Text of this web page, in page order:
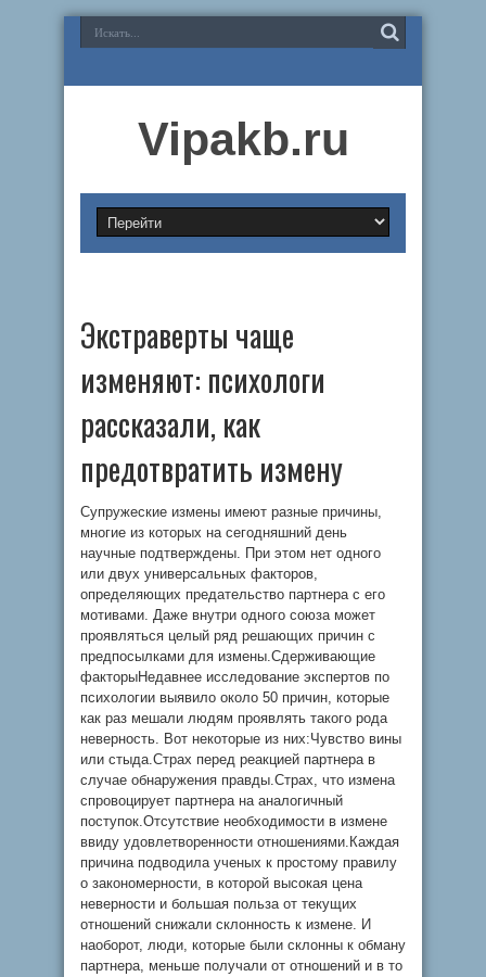
Vipakb.ru
Экстраверты чаще
изменяют: психологи
рассказали, как
предотвратить измену
Супружеские измены имеют разные причины,
многие из которых на сегодняшний день
научные подтверждены. При этом нет одного
или двух универсальных факторов,
определяющих предательство партнера с его
мотивами. Даже внутри одного союза может
проявляться целый ряд решающих причин с
предпосылками для измены.Сдерживающие
факторыНедавнее исследование экспертов по
психологии выявило около 50 причин, которые
как раз мешали людям проявлять такого рода
неверность. Вот некоторые из них:Чувство вины
или стыда.Страх перед реакцией партнера в
случае обнаружения правды.Страх, что измена
спровоцирует партнера на аналогичный
поступок.Отсутствие необходимости в измене
ввиду удовлетворенности отношениями.Каждая
причина подводила ученых к простому правилу
о закономерности, в которой высокая цена
неверности и большая польза от текущих
отношений снижали склонность к измене. И
наоборот, люди, которые были склонны к обману
партнера, меньше получали от отношений и в то